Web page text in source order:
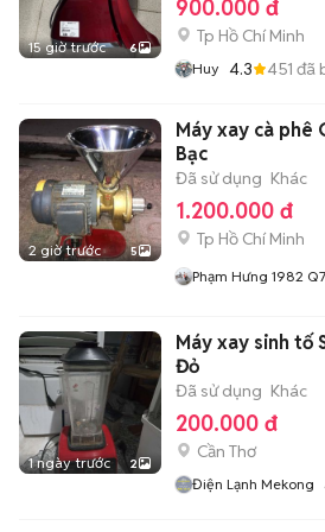
15 giờ trước 6
900.000 đ
Tp Hồ Chí Minh
Huy 4.3 451 đã
2 giờ trước 5
Máy xay cà phê CDK 201 -1/2
Bạc
Đã sử dụng Khác
1.200.000 đ
Tp Hồ Chí Minh
Phạm Hưng 1982 Q7
1 ngày trước 2
Máy xay sinh tố
Đỏ
Đã sử dụng Khác
200.000 đ
Cần Thơ
Điện Lạnh Mekong